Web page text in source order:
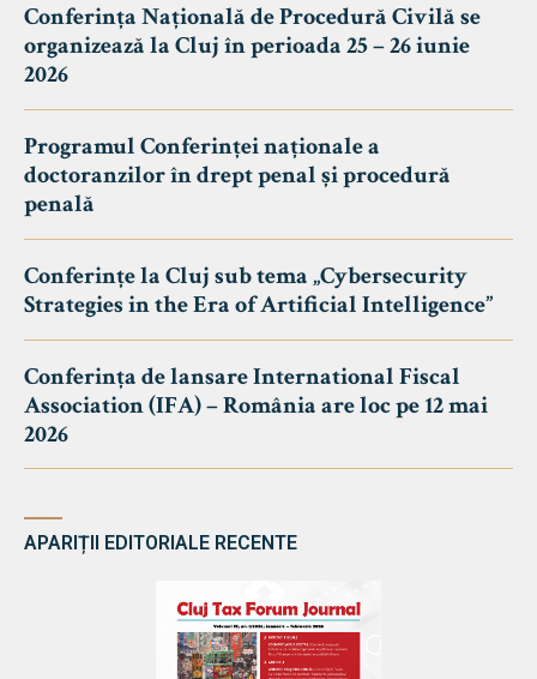
Conferința Națională de Procedură Civilă se
organizează la Cluj în perioada 25 – 26 iunie
2026
Programul Conferinței naționale a
doctoranzilor în drept penal și procedură
penală
Conferințe la Cluj sub tema „Cybersecurity
Strategies in the Era of Artificial Intelligence”
Conferința de lansare International Fiscal
Association (IFA) – România are loc pe 12 mai
2026
APARIȚII EDITORIALE RECENTE